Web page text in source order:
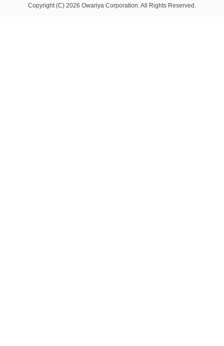
Copyright (C) 2026 Owariya Corporation. All Rights Reserved.